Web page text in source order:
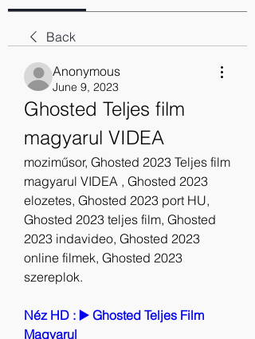
Back
Anonymous
June 9, 2023
Ghosted Teljes film
magyarul VIDEA
moziműsor, Ghosted 2023 Teljes film
magyarul VIDEA , Ghosted 2023
elozetes, Ghosted 2023 port HU,
Ghosted 2023 teljes film, Ghosted
2023 indavideo, Ghosted 2023
online filmek, Ghosted 2023
szereplok.
Néz HD : ▶️ Ghosted Teljes Film
Magyarul